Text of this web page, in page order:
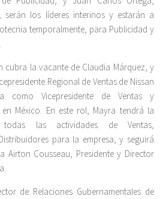
serán los líderes interinos y estarán a
temporalmente, para Publicidad y
cubra la vacante de Claudia Márquez, y
Regional de Ventas de Nissan
como Vicepresidente de Ventas y
México. En este rol, Mayra tendrá la
todas las actividades de Ventas,
para la empresa, y seguirá
Airton Cousseau, Presidente y Director
de Relaciones Gubernamentales de